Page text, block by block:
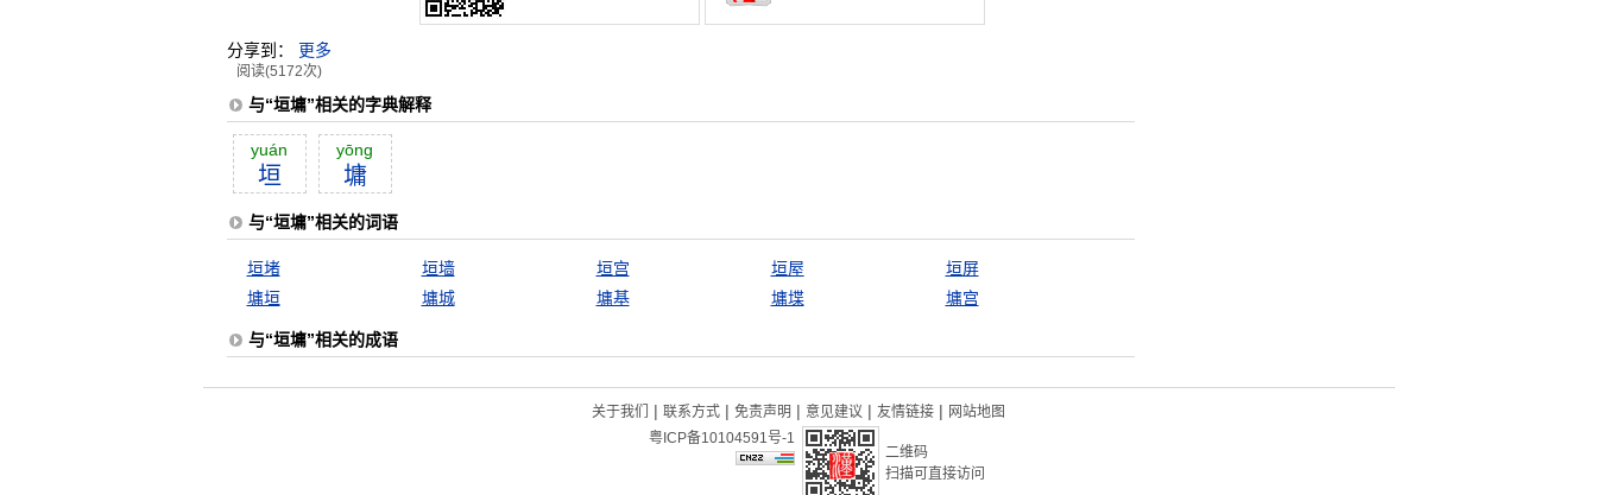
分享到： 更多
阅读(5172次)
与“垣墉”相关的字典解释
yuán
垣
yōng
墉
与“垣墉”相关的词语
垣堵 垣墙 垣宫 垣屋
垣屏
墉垣
墉城 墉基 墉堞 墉宫
与“垣墉”相关的成语
关于我们 | 联系方式 | 免责声明 | 意见建议 | 友情链接 | 网站地图
粤ICP备10104591号-1
二维码
扫描可直接访问